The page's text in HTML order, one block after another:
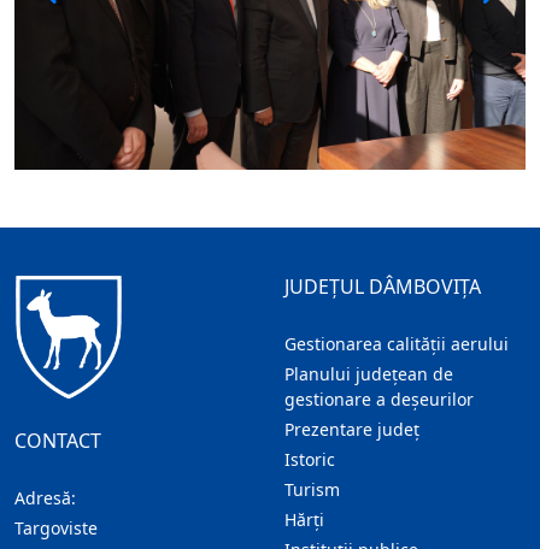
CONTACT
Adresă:
Targoviste
JUDEȚUL DÂMBOVIȚA
Gestionarea calității aerului
Planului județean de
gestionare a deșeurilor
Prezentare judeţ
Istoric
Turism
Hărţi